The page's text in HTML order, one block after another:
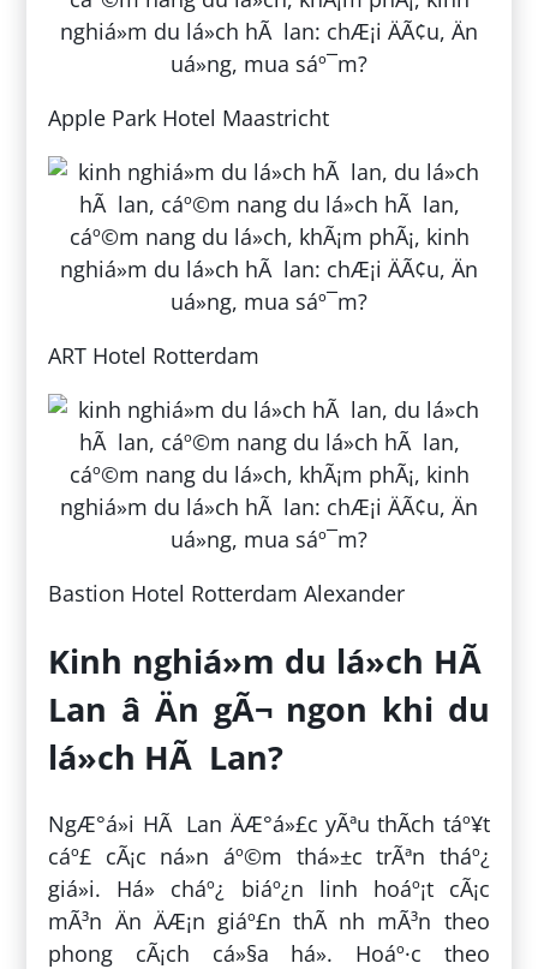
Apple Park Hotel Maastricht
ART Hotel Rotterdam
Bastion Hotel Rotterdam Alexander
Kinh nghiá»m du lá»ch HÃ
Lan â Än gÃ¬ ngon khi du
lá»ch HÃ Lan?
NgÆ°á»i HÃ Lan ÄÆ°á»£c yÃªu thÃ­ch táº¥t
cáº£ cÃ¡c ná»n áº©m thá»±c trÃªn tháº¿
giá»i. Há» cháº¿ biáº¿n linh hoáº¡t cÃ¡c
mÃ³n Än ÄÆ¡n giáº£n thÃ nh mÃ³n theo
phong cÃ¡ch cá»§a há». Hoáº·c theo